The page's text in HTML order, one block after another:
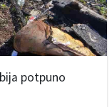
potpuno